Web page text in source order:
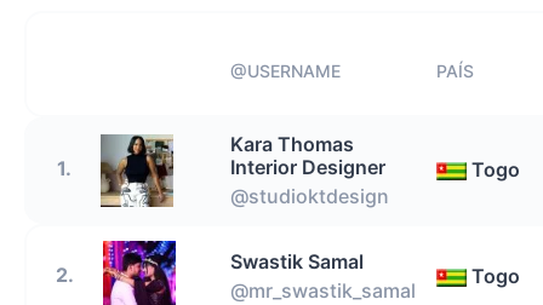
@USERNAME PAÍS
1.
Kara Thomas
Interior Designer
@studioktdesign
Togo
2.
Swastik Samal
@mr_swastik_samal
Togo